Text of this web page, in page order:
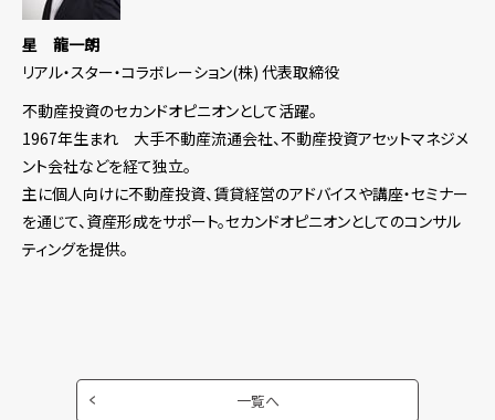
星 龍一朗
リアル・スター・コラボレーション(株) 代表取締役
不動産投資のセカンドオピニオンとして活躍。
1967年生まれ 大手不動産流通会社、不動産投資アセットマネジメ
ント会社などを経て独立。
主に個人向けに不動産投資、賃貸経営のアドバイスや講座・セミナー
を通じて、資産形成をサポート。セカンドオピニオンとしてのコンサル
ティングを提供。
一覧へ